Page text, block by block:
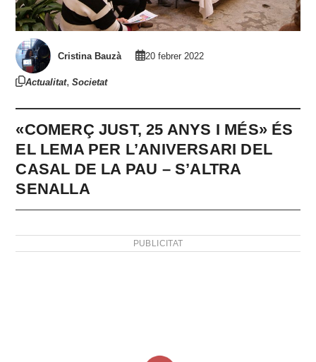
Cristina Bauzà 20 febrer 2022
Actualitat,Societat
«COMERÇ JUST, 25 ANYS I MÉS» ÉS
EL LEMA PER L’ANIVERSARI DEL
CASAL DE LA PAU – S’ALTRA
SENALLA
PUBLICITAT